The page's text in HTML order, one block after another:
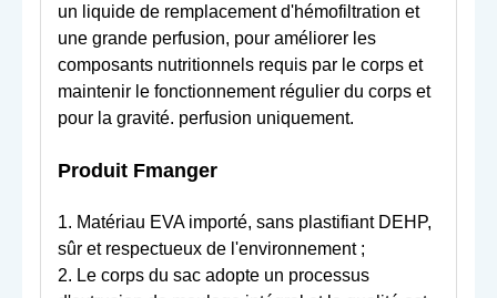
un liquide de remplacement d'hémofiltration et
une grande perfusion, pour améliorer les
composants nutritionnels requis par le corps et
maintenir le fonctionnement régulier du corps et
pour la gravité. perfusion uniquement.
Produit Fmanger
1. Matériau EVA importé, sans plastifiant DEHP,
sûr et respectueux de l'environnement ;
2. Le corps du sac adopte un processus